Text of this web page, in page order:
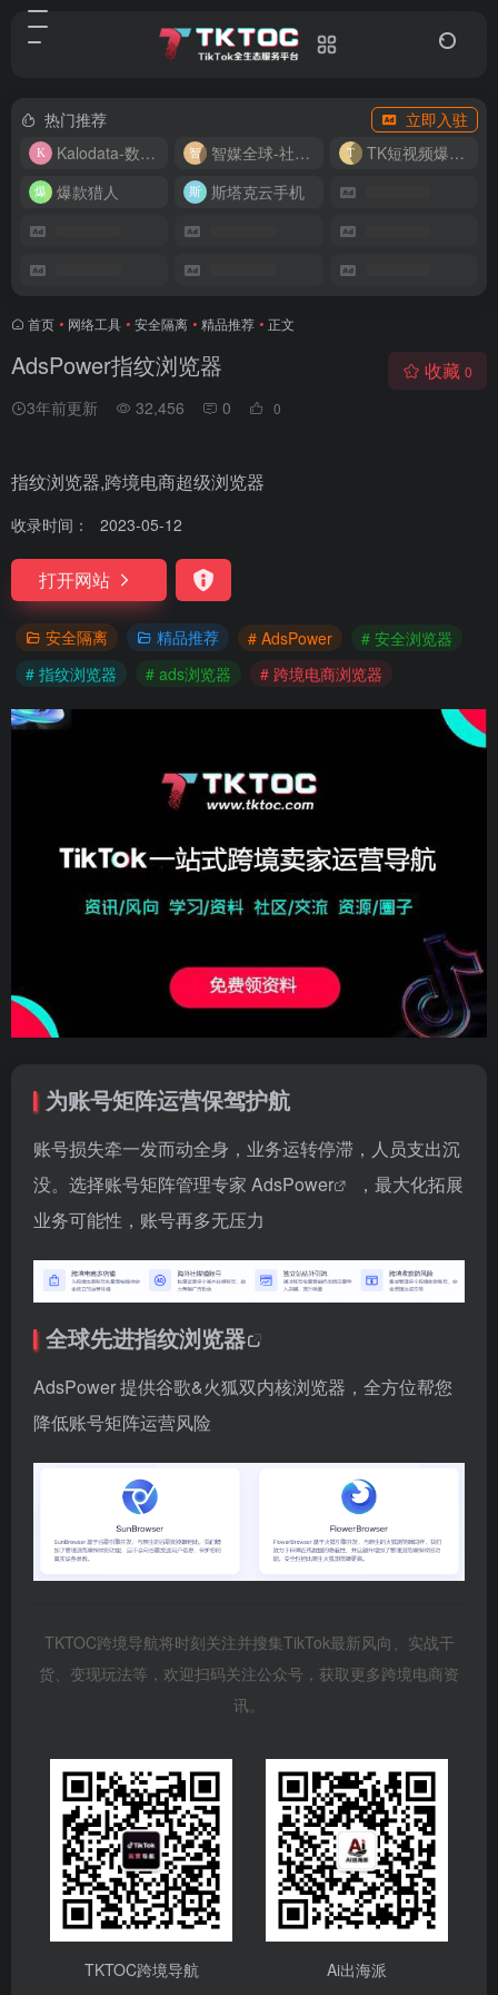
热门推荐
立即入驻
Kalodata-数据分析平台
智媒全球-社媒管理平台
TK短视频爆款复刻
爆款猎人
斯塔克云手机
首页 • 网络工具 • 安全隔离 • 精品推荐 • 正文
AdsPower指纹浏览器
3年前更新 32,456 0 0
收藏 0
指纹浏览器,跨境电商超级浏览器
收录时间： 2023-05-12
打开网站
安全隔离 精品推荐 # AdsPower
# 安全浏览器
# 指纹浏览器
# ads浏览器 # 跨境电商浏览器
为账号矩阵运营保驾护航
账号损失牵一发而动全身，业务运转停滞，人员支出沉
没。选择账号矩阵管理专家 AdsPower
，最大化拓展
业务可能性，账号再多无压力
全球先进指纹浏览器
AdsPower 提供谷歌&火狐双内核浏览器，全方位帮您
降低账号矩阵运营风险
TKTOC跨境导航将时刻关注并搜集TikTok最新风向、实战干
货、变现玩法等，欢迎扫码关注公众号，获取更多跨境电商资
讯。
TKTOC跨境导航 Ai出海派